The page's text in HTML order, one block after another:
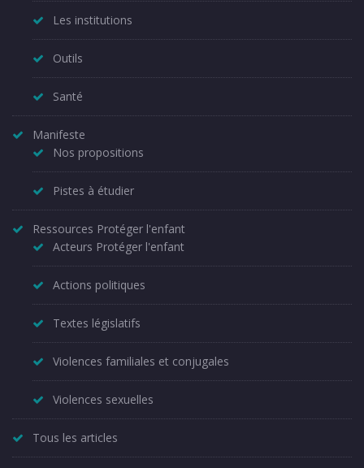
Les institutions
Outils
Santé
Manifeste
Nos propositions
Pistes à étudier
Ressources Protéger l'enfant
Acteurs Protéger l'enfant
Actions politiques
Textes législatifs
Violences familiales et conjugales
Violences sexuelles
Tous les articles